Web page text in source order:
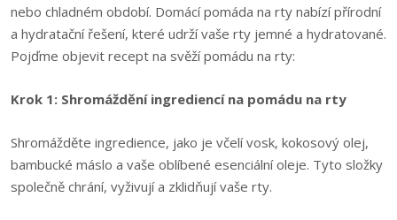
nebo chladném období. Domácí pomáda na rty nabízí přírodní
a hydratační řešení, které udrží vaše rty jemné a hydratované.
Pojďme objevit recept na svěží pomádu na rty:
Krok 1: Shromáždění ingrediencí na pomádu na rty
Shromážděte ingredience, jako je včelí vosk, kokosový olej,
bambucké máslo a vaše oblíbené esenciální oleje. Tyto složky
společně chrání, vyživují a zklidňují vaše rty.